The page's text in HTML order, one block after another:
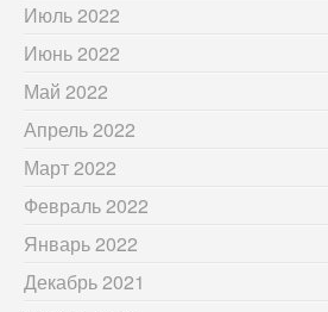
Июль 2022
Июнь 2022
Май 2022
Апрель 2022
Март 2022
Февраль 2022
Январь 2022
Декабрь 2021